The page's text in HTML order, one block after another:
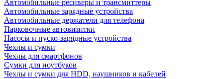
Автомобильные ресиверы и трансмиттеры
Автомобильные зарядные устройства
Автомобильные держатели для телефона
Парковочные автовизитки
Насосы и пуско-зарядные устройства
Чехлы и сумки
Чехлы для смартфонов
Сумки для ноутбуков
Чехлы и сумки для HDD, наушников и кабелей